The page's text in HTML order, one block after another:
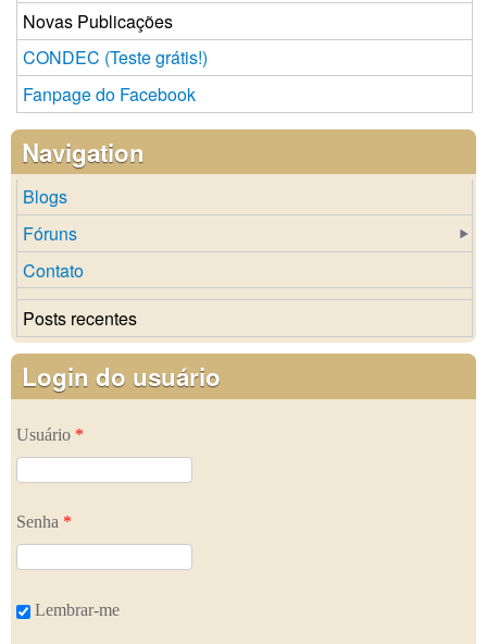
Novas Publicações
CONDEC (Teste grátis!)
Fanpage do Facebook
Navigation
Blogs
Fóruns
Contato
Posts recentes
Login do usuário
Usuário *
Senha *
Lembrar-me